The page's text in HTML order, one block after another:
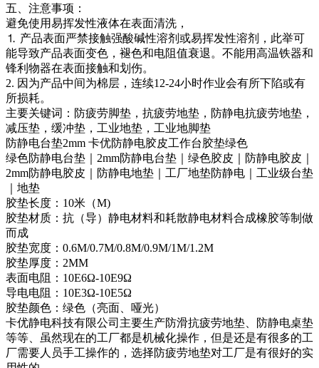
五、注意事项：
避免使用易挥发性液体在表面清洗，
⒈ 产品表面严禁接触强酸碱性溶剂或易挥发性溶剂，此举可
能导致产品表面变色，褪色和电阻值衰退。不能用高温铁器和
锋利物器在表面接触和划伤。
2. 因为产品中间为棉层，连续12-24小时作业会有所下陷或有
所损耗。
主要关键词：防疲劳脚垫，抗疲劳地垫，防静电抗疲劳地垫，
减压垫，缓冲垫，工业地垫，工业地脚垫
防静电台垫2mm 卡优防静电胶皮工作台胶垫绿色
绿色防静电台垫｜2mm防静电台垫｜绿色胶皮｜防静电胶皮｜
2mm防静电胶皮｜防静电地垫｜工厂地垫防静电｜工业级台垫
｜地垫
胶垫长度：10米（M)
胶垫材质：抗（导）静电材料和耗散静电材料合成橡胶等制做
而成
胶垫宽度：0.6M/0.7M/0.8M/0.9M/1M/1.2M
胶垫厚度：2MM
表面电阻：10E6Ω-10E9Ω
导电电阻：10E3Ω-10E5Ω
胶垫颜色：绿色（亮面、哑光）
卡优静电科技有限公司主要生产防滑抗疲劳地垫、防静电桌垫
等等、虽然现在的工厂都是机械化操作，但是还是有很多的工
厂需要人员手工操作的，选择防疲劳地垫对工厂是有很好的实